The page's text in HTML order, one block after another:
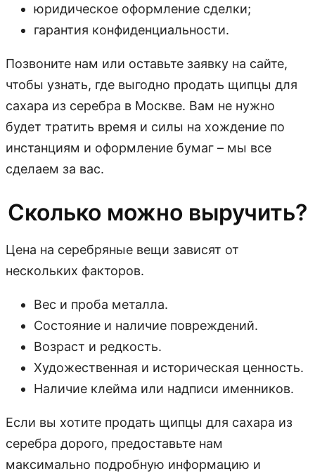
юридическое оформление сделки;
гарантия конфиденциальности.
Позвоните нам или оставьте заявку на сайте,
чтобы узнать, где выгодно продать щипцы для
сахара из серебра в Москве. Вам не нужно
будет тратить время и силы на хождение по
инстанциям и оформление бумаг – мы все
сделаем за вас.
Сколько можно выручить?
Цена на серебряные вещи зависят от
нескольких факторов.
Вес и проба металла.
Состояние и наличие повреждений.
Возраст и редкость.
Художественная и историческая ценность.
Наличие клейма или надписи именников.
Если вы хотите продать щипцы для сахара из
серебра дорого, предоставьте нам
максимально подробную информацию и